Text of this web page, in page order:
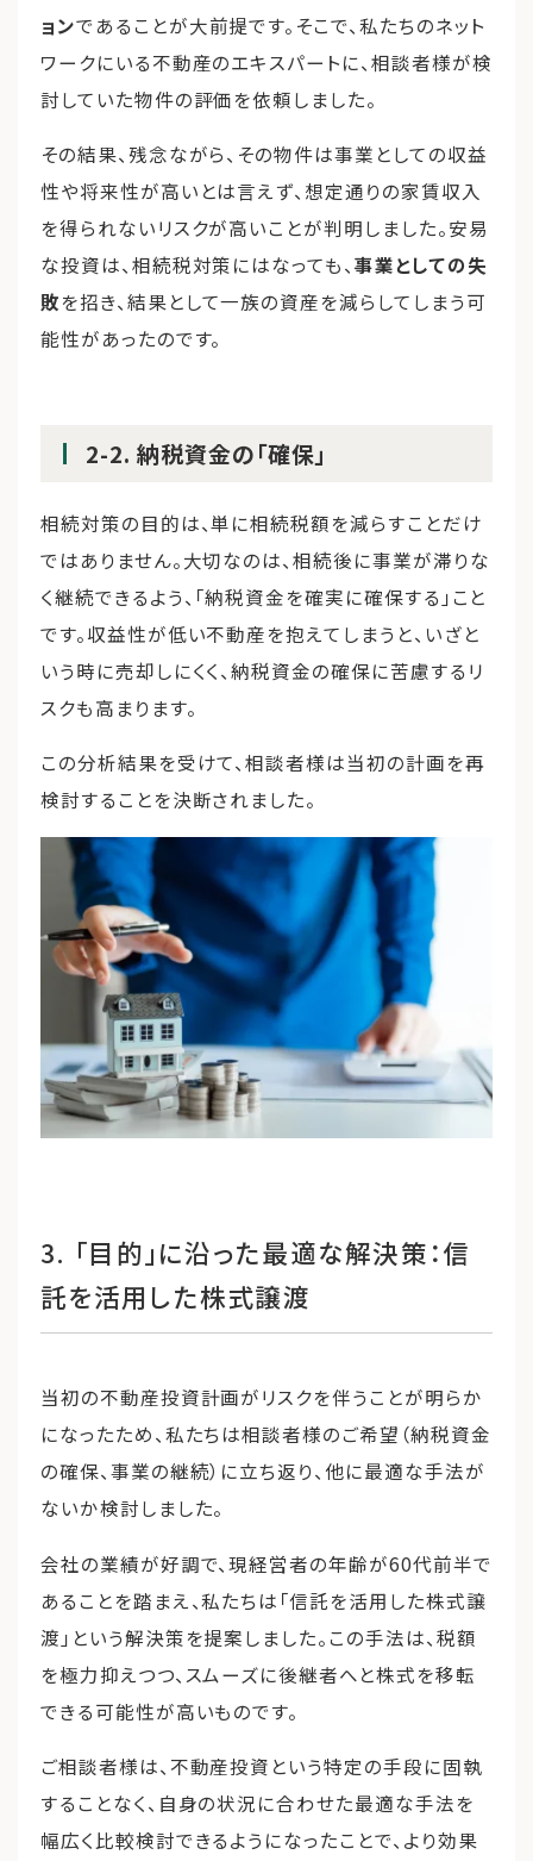
ョンであることが大前提です。そこで、私たちのネット
ワークにいる不動産のエキスパートに、相談者様が検
討していた物件の評価を依頼しました。
その結果、残念ながら、その物件は事業としての収益
性や将来性が高いとは言えず、想定通りの家賃収入
を得られないリスクが高いことが判明しました。安易
な投資は、相続税対策にはなっても、 事業としての失
敗を招き、結果として一族の資産を減らしてしまう可
能性があったのです。
2-2. 納税資金の「確保」
相続対策の目的は、単に相続税額を減らすことだけ
ではありません。大切なのは、相続後に事業が滞りな
く継続できるよう、「納税資金を確実に確保する」こと
です。収益性が低い不動産を抱えてしまうと、いざと
いう時に売却しにくく、納税資金の確保に苦慮するリ
スクも高まります。
この分析結果を受けて、相談者様は当初の計画を再
検討することを決断されました。
3. 「目的」に沿った最適な解決策：信
託を活用した株式譲渡
当初の不動産投資計画がリスクを伴うことが明らか
になったため、私たちは相談者様のご希望（納税資金
の確保、事業の継続）に立ち返り、他に最適な手法が
ないか検討しました。
会社の業績が好調で、現経営者の年齢が60代前半で
あることを踏まえ、私たちは「信託を活用した株式譲
渡」という解決策を提案しました。この手法は、税額
を極力抑えつつ、スムーズに後継者へと株式を移転
できる可能性が高いものです。
ご相談者様は、不動産投資という特定の手段に固執
することなく、自身の状況に合わせた最適な手法を
幅広く比較検討できるようになったことで、より効果